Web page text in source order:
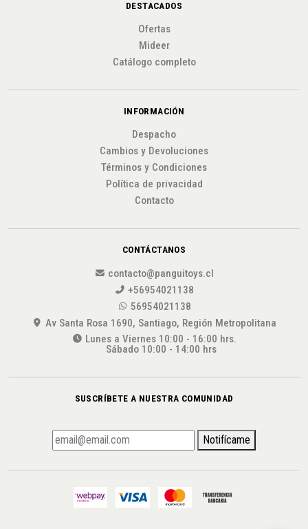
DESTACADOS
Ofertas
Mideer
Catálogo completo
INFORMACIÓN
Despacho
Cambios y Devoluciones
Términos y Condiciones
Política de privacidad
Contacto
CONTÁCTANOS
contacto@panguitoys.cl
+56954021138
56954021138
Av Santa Rosa 1690, Santiago, Región Metropolitana
Lunes a Viernes 10:00 - 16:00 hrs.
Sábado 10:00 - 14:00 hrs
SUSCRÍBETE A NUESTRA COMUNIDAD
Notifícame